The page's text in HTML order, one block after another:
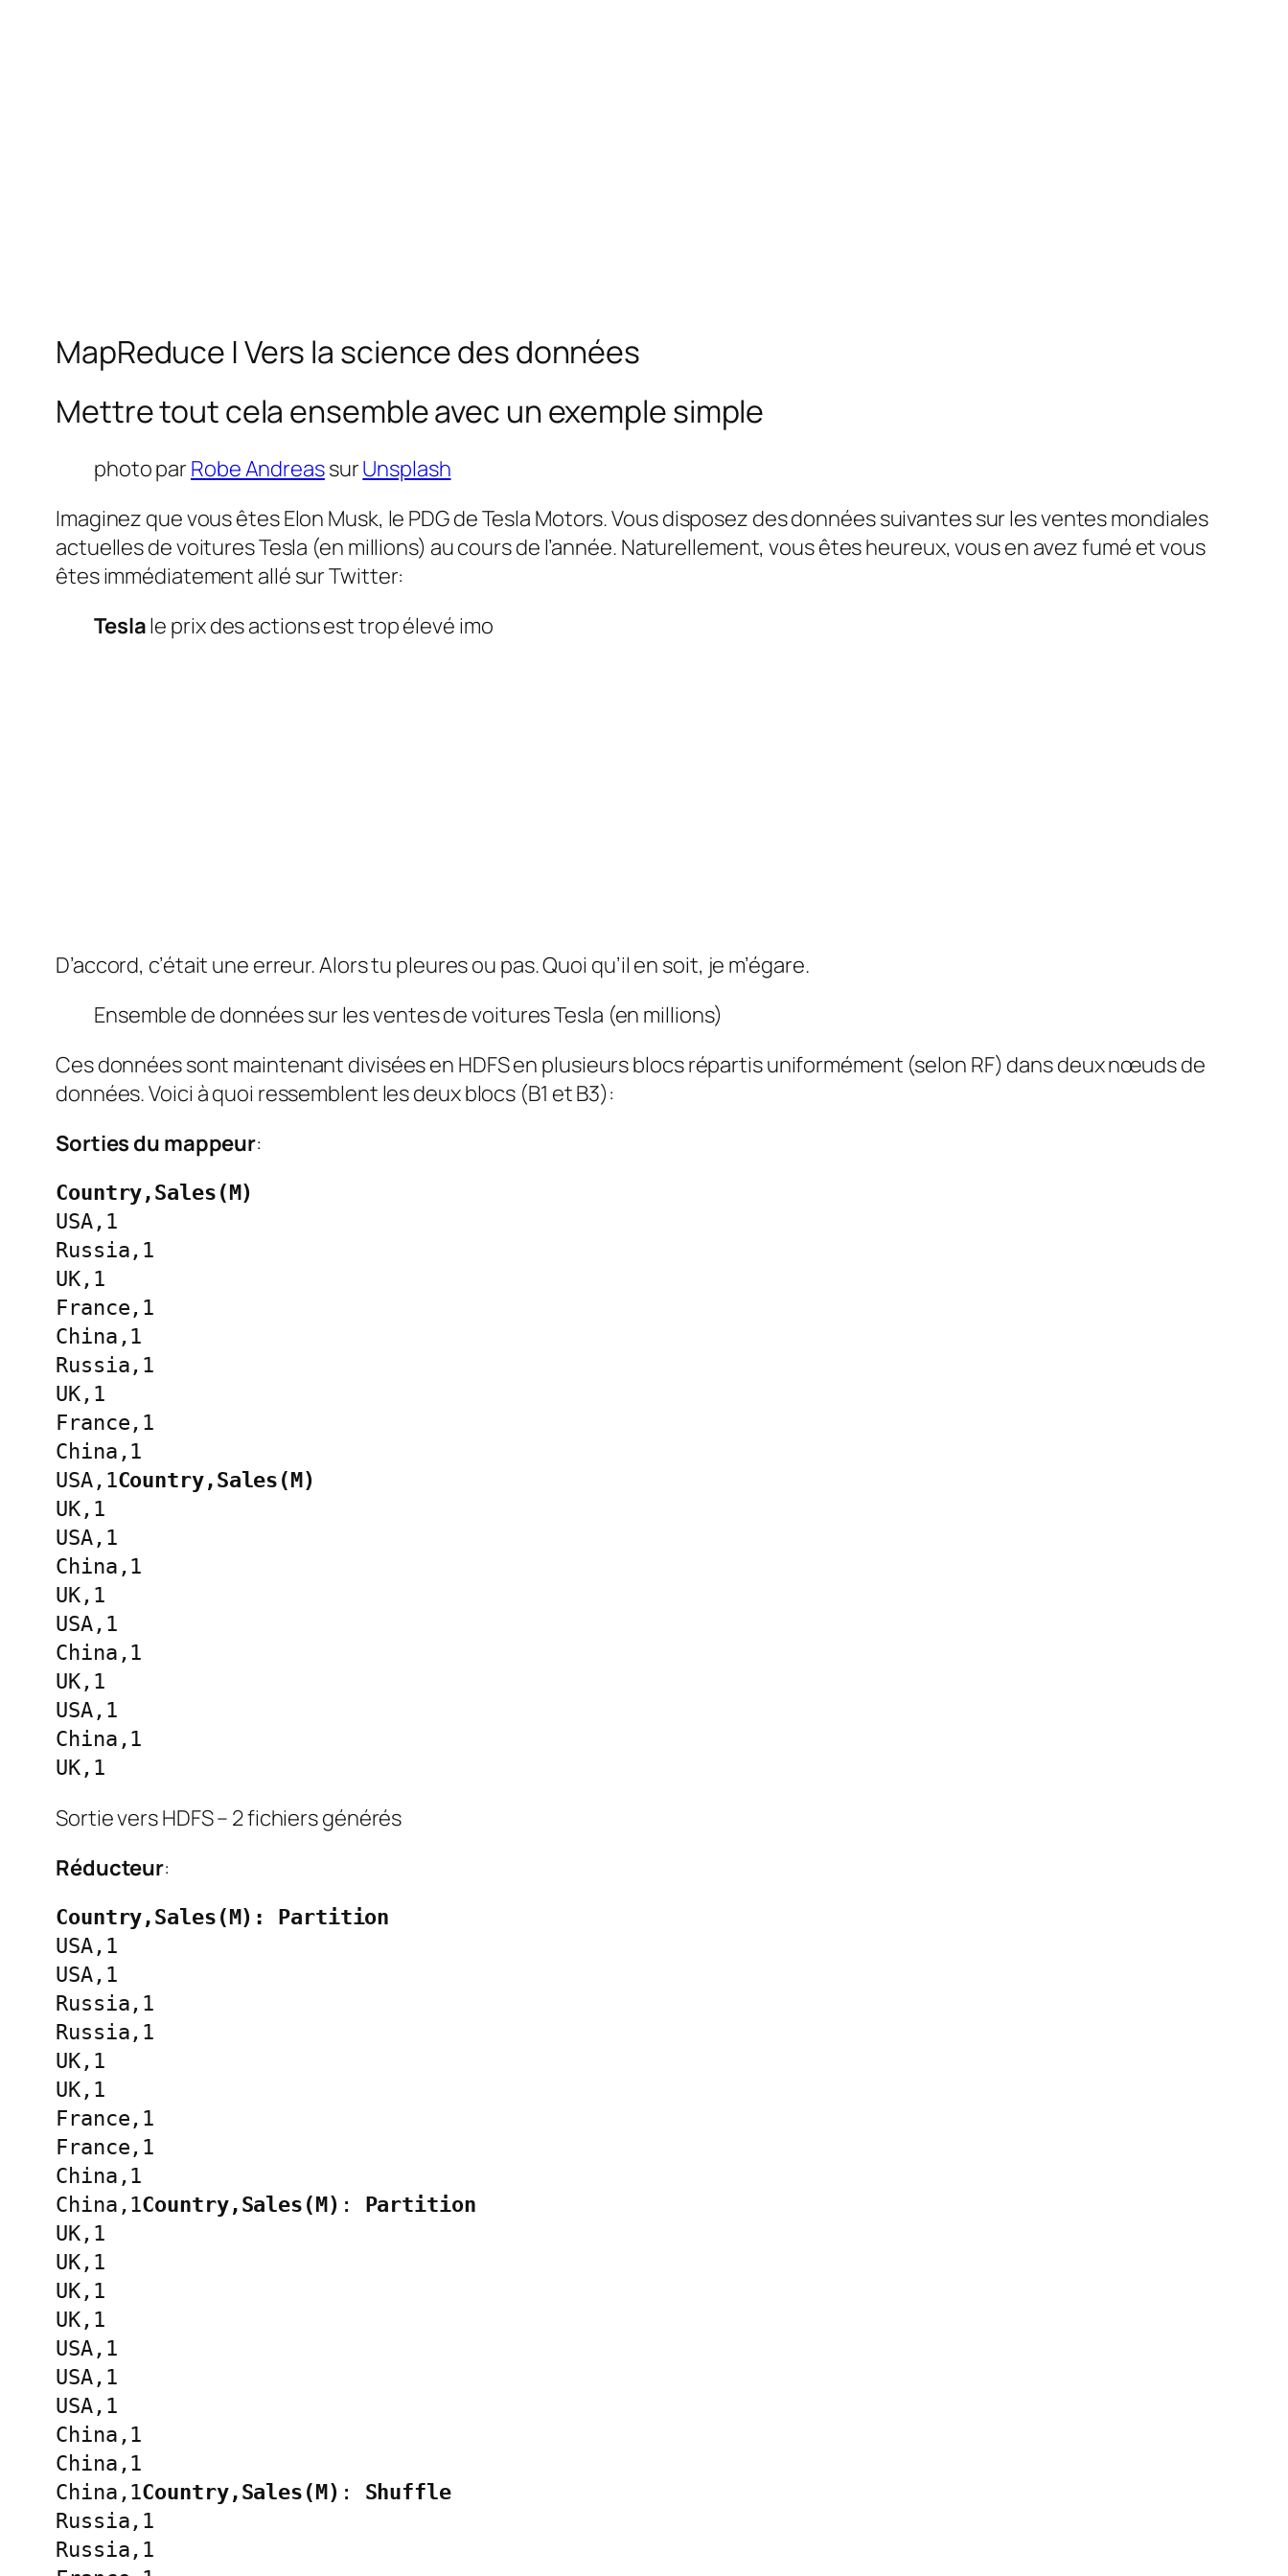
MapReduce | Vers la science des données
Mettre tout cela ensemble avec un exemple simple
photo par Robe AndreassurUnsplash
Imaginez que vous êtes Elon Musk, le PDG de Tesla Motors. Vous disposez des données suivantes sur les ventes mondiales
actuelles de voitures Tesla (en millions) au cours de l’année. Naturellement, vous êtes heureux, vous en avez fumé et vous
êtes immédiatement allé sur Twitter:
Teslale prix des actions est trop élevé imo
D’accord, c’était une erreur. Alors tu pleures ou pas. Quoi qu’il en soit, je m’égare.
Ensemble de données sur les ventes de voitures Tesla (en millions)
Ces données sont maintenant divisées en HDFS en plusieurs blocs répartis uniformément (selon RF) dans deux nœuds de
données. Voici à quoi ressemblent les deux blocs (B1 et B3):
Sorties du mappeur:
Country,Sales(M)
USA,1
Russia,1
UK,1
France,1
China,1
Russia,1
UK,1
France,1
China,1
USA,1Country,Sales(M)
UK,1
USA,1
China,1
UK,1
USA,1
China,1
UK,1
USA,1
China,1
UK,1
Sortie vers HDFS – 2 fichiers générés
Réducteur:
Country,Sales(M): Partition
USA,1
USA,1
Russia,1
Russia,1
UK,1
UK,1
France,1
France,1
China,1
China,1Country,Sales(M) : Partition
UK,1
UK,1
UK,1
UK,1
USA,1
USA,1
USA,1
China,1
China,1
China,1Country,Sales(M) : Shuffle
Russia,1
Russia,1